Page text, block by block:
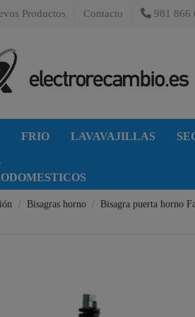
Productos Contacto 981 866
FRIO LAVAVAJILLAS
Bisagras horno Bisagra puerta horno